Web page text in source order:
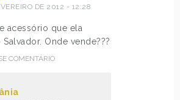
DE 2012 - 12:28
acessório que ela
Onde vende???
COMENTÁRIO